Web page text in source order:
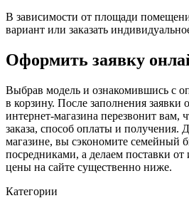
В зависимости от площади
вариант или заказать
Оформить заявку
Выбрав модель и ознакомившись с
в корзину. После заполнения заявки
интернет-магазина перезвонит вам,
заказа, способ оплаты и получения.
магазине, вы сэкономите семейный
посредниками, а делаем поставки от
цены на сайте существенно ниже.
Категории